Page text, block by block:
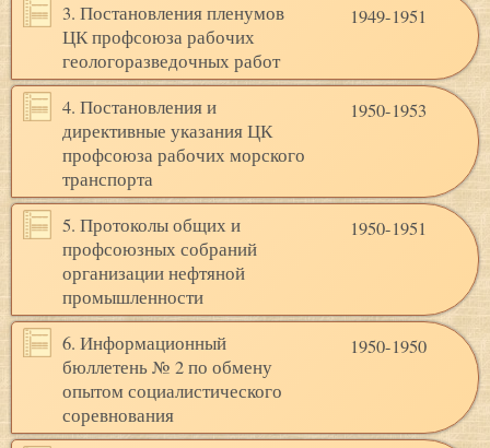
3. Постановления пленумов
ЦК профсоюза рабочих
геологоразведочных работ
1949-1951
4. Постановления и
директивные указания ЦК
профсоюза рабочих морского
транспорта
1950-1953
5. Протоколы общих и
профсоюзных собраний
организации нефтяной
промышленности
1950-1951
6. Информационный
бюллетень № 2 по обмену
опытом социалистического
соревнования
1950-1950